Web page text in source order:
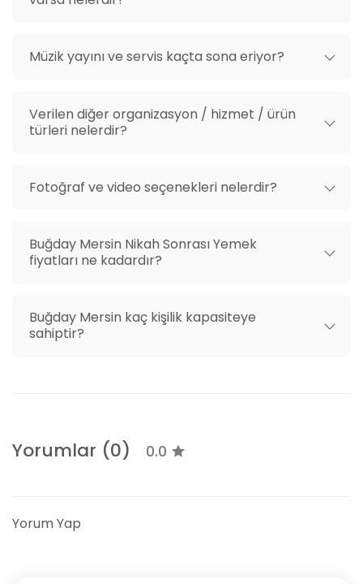
Müzik yayını ve servis kaçta sona eriyor?
Verilen diğer organizasyon / hizmet / ürün
türleri nelerdir?
Fotoğraf ve video seçenekleri nelerdir?
Buğday Mersin Nikah Sonrası Yemek
fiyatları ne kadardır?
Buğday Mersin kaç kişilik kapasiteye
sahiptir?
Yorumlar (0) 0.0
Yorum Yap